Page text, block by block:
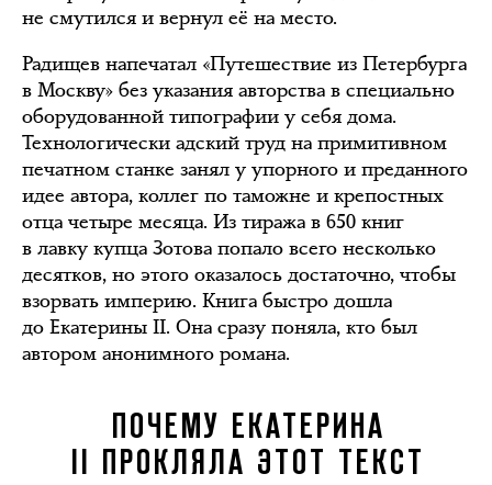
не смутился и вернул её на место.
Радищев напечатал «Путешествие из Петербурга
в Москву» без указания авторства в специально
оборудованной типографии у себя дома.
Технологически адский труд на примитивном
печатном станке занял у упорного и преданного
идее автора, коллег по таможне и крепостных
отца четыре месяца. Из тиража в 650 книг
в лавку купца Зотова попало всего несколько
десятков, но этого оказалось достаточно, чтобы
взорвать империю. Книга быстро дошла
до Екатерины II. Она сразу поняла, кто был
автором анонимного романа.
ПОЧЕМУ ЕКАТЕРИНА
II ПРОКЛЯЛА ЭТОТ ТЕКСТ